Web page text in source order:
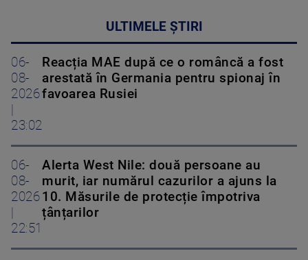
ULTIMELE ȘTIRI
06-
08-
2026
23:02
Reacția MAE după ce o româncă a fost
arestată în Germania pentru spionaj în
favoarea Rusiei
06-
08-
2026
22:51
Alerta West Nile: două persoane au
murit, iar numărul cazurilor a ajuns la
10. Măsurile de protecție împotriva
țânțarilor